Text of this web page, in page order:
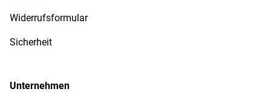
Widerrufsformular
Sicherheit
Unternehmen